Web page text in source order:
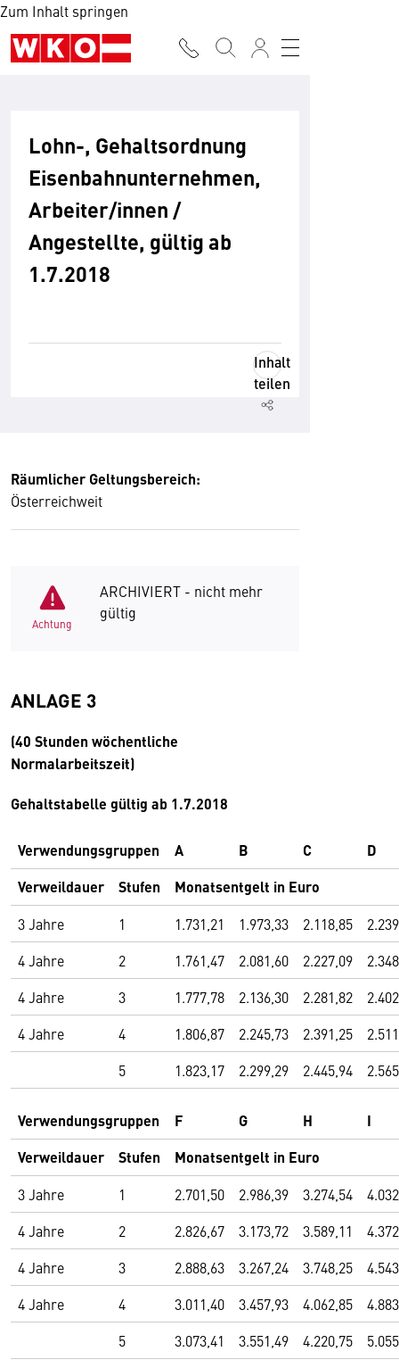
Zum Inhalt springen
Lohn-, Gehaltsordnung
Eisenbahnunternehmen,
Arbeiter/innen /
Angestellte, gültig ab
1.7.2018
Inhalt
teilen
Räumlicher Geltungsbereich:
Österreichweit
Achtung
ARCHIVIERT - nicht mehr
gültig
ANLAGE 3
(40 Stunden wöchentliche
Normalarbeitszeit)
Gehaltstabelle gültig ab 1.7.2018
Verwendungsgruppen A B C
D
Verweildauer
Stufen Monatsentgelt in Euro
3 Jahre 1 1.731,21 1.973,33 2.118,85
4 Jahre
2 1.761,47 2.081,60 2.227,09
4 Jahre
3 1.777,78 2.136,30 2.281,82
4 Jahre
4 1.806,87 2.245,73 2.391,25
5
1.823,17 2.299,29 2.445,94
Verwendungsgruppen F G H
I
Verweildauer
Stufen Monatsentgelt in Euro
3 Jahre 1 2.701,50 2.986,39 3.274,54
4 Jahre
2 2.826,67 3.173,72 3.589,11
4 Jahre
3 2.888,63 3.267,24 3.748,25
4 Jahre
4 3.011,40 3.457,93 4.062,85
5
3.073,41 3.551,49 4.220,75